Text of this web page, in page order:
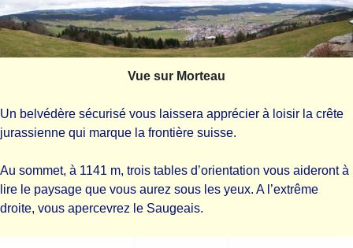
Vue sur Morteau
Un belvédère sécurisé vous laissera apprécier à loisir la crête
jurassienne qui marque la frontière suisse.
Au sommet, à 1141 m, trois tables d’orientation vous aideront à
lire le paysage que vous aurez sous les yeux. A l’extrême
droite, vous apercevrez le Saugeais.